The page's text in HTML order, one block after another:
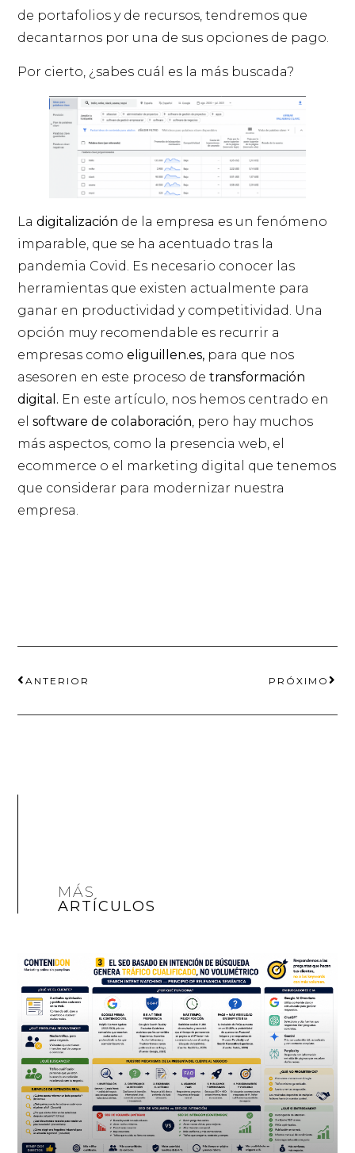
de portafolios y de recursos, tendremos que
decantarnos por una de sus opciones de pago.
Por cierto, ¿sabes cuál es la más buscada?
Ladigitalización de la empresa es un fenómeno
imparable, que se ha acentuado tras la
pandemia Covid. Es necesario conocer las
herramientas que existen actualmente para
ganar en productividad y competitividad. Una
opción muy recomendable es recurrir a
empresas comoeliguillen.es, para que nos
asesoren en este proceso detransformación
digital. En este artículo, nos hemos centrado en
elsoftware de colaboración, pero hay muchos
más aspectos, como la presencia web, el
ecommerce o el marketing digital que tenemos
que considerar para modernizar nuestra
empresa.
ANTERIOR PRÓXIMO
MÁS
ARTÍCULOS